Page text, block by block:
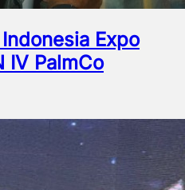
Expo
IV PalmCo